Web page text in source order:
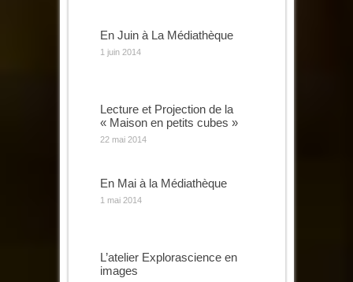
En Juin à La Médiathèque
1 juin 2014
Lecture et Projection de la
« Maison en petits cubes »
22 mai 2014
En Mai à la Médiathèque
1 mai 2014
L’atelier Explorascience en
images